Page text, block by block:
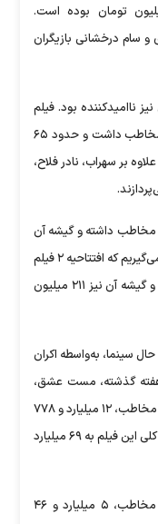
نمایش در ۲۰۸ سانس، ۱۴۶ میلیون تومان بوده است.
و سام درخشانی بازیگران
ناامیدکننده بود. فیلم
رامین سهراب با نمایش در ۹۳ سانس، ۹۶۵ مخاطب داشت و حدود ۶۵
بر سهراب، نادر فلاح،
فیلم جدید سینماها، کمتر از ۳ هزار مخاطب داشته و گیشه آن
نیز ۲۱۱ میلیون تومان بوده استبنابراین نتیجه می‌گیریم که افتتاحیه ۲ فیلم
جدید سینماها، کمتر از ۳ هزار مخاطب داشته و گیشه آن نیز ۲۱۱ میلیون
نزد، اما حال سینما، به‌واسطه اکران
طی ۳ روز پایانی هفته گذشته، مست عشق،
بهترین عملکرد را داشت و توانست با ۱۸۴ هزار مخاطب، ۱۲ میلیارد و ۷۷۸
میلیون تومان بفروشد. با این احتساب، فروش کلی این فیلم به ۶۹ میلیارد
تمساح خونی نیز در این ۳ روز، با ۷۳ هزار مخاطب، ۵ میلیارد و ۴۶